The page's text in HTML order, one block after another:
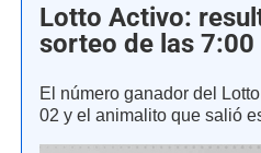
Lotto Activo:
sorteo de las 7:00
El número ganador del
02 y el animalito que salió